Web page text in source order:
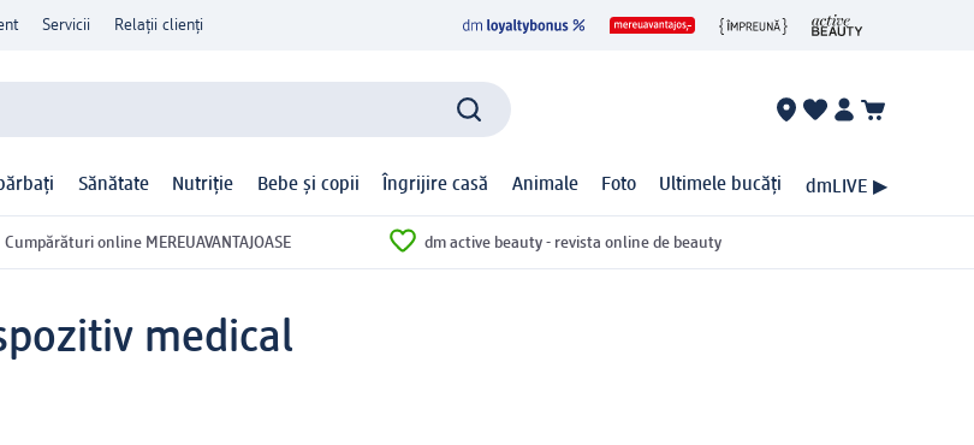
Servicii Relații clienți
Sănătate Nutriție Bebe și copii Îngrijire casă Animale Foto Ultimele bucăți dmLIVE ▶
Cumpărături online MEREUAVANTAJOASE dm active beauty - revista online de beauty
medical